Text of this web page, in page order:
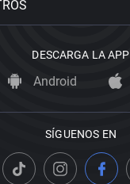
DESCARGA LA APP
Android
SÍGUENOS EN